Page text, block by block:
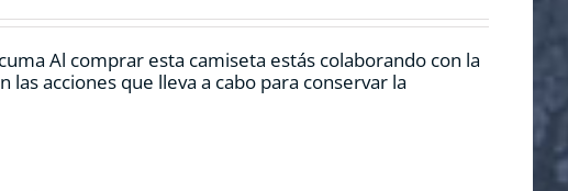
Al comprar esta camiseta estás colaborando con la
acciones que lleva a cabo para conservar la